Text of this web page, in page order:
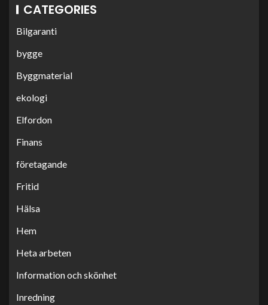
CATEGORIES
Bilgaranti
bygge
Byggmaterial
ekologi
Elfordon
Finans
företagande
Fritid
Hälsa
Hem
Heta arbeten
Information och skönhet
Inredning